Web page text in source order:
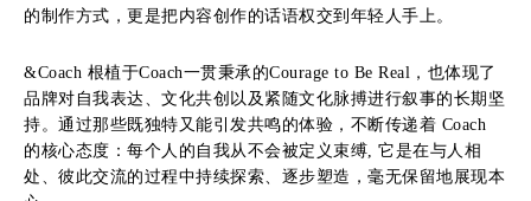
的制作方式，更是把内容创作的话语权交到年轻人手上。
&Coach 根植于Coach一贯秉承的Courage to Be Real，也体现了
品牌对自我表达、文化共创以及紧随文化脉搏进行叙事的长期坚
持。通过那些既独特又能引发共鸣的体验，不断传递着 Coach
的核心态度：每个人的自我从不会被定义束缚, 它是在与人相
处、彼此交流的过程中持续探索、逐步塑造，毫无保留地展现本